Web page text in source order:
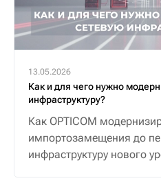
13.05.2026
Как и для чего нужно
инфраструктуру?
Как OPTICOM
импортозамещения до
инфраструктуру нового